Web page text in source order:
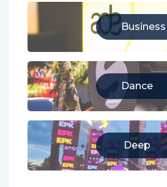
Business
Dance
Deep